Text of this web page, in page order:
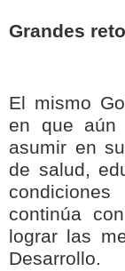
Grandes
El mismo
en que aún
asumir en
de salud,
continúa
lograr las
Desarrollo.